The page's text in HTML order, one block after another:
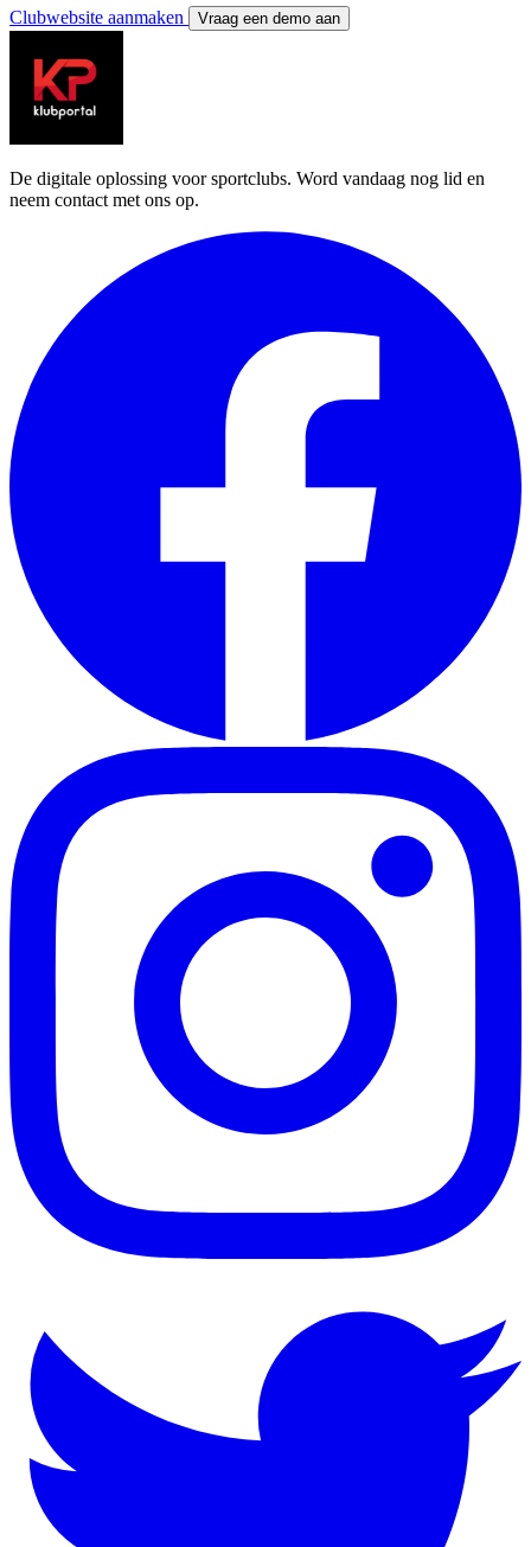
Clubwebsite aanmaken Vraag een demo aan
De digitale oplossing voor sportclubs. Word vandaag nog lid en
neem contact met ons op.